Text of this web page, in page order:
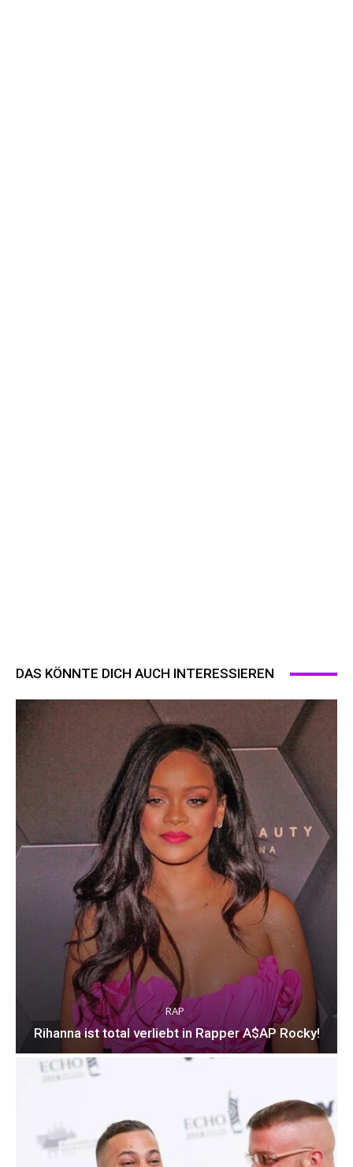
DAS KÖNNTE DICH AUCH INTERESSIEREN
RAP
Rihanna ist total verliebt in Rapper A$AP Rocky!